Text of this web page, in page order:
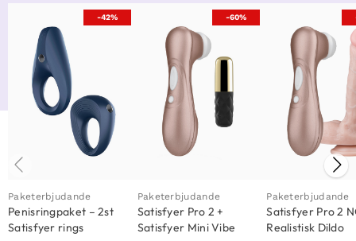
-42%
Paketerbjudande
Penisringpaket – 2st
Satisfyer rings
-60%
Paketerbjudande
Satisfyer Pro 2 +
Satisfyer Mini Vibe
Paketerbjudande
Satisfyer Pro 2
Realistisk Dildo